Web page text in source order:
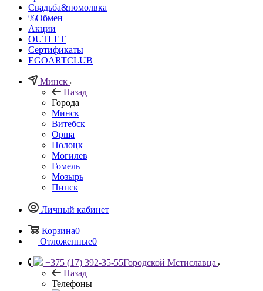
Свадьба&помолвка
%Обмен
Акции
OUTLET
Сертификаты
EGOARTCLUB
Минск
Назад
Города
Минск
Витебск
Орша
Полоцк
Могилев
Гомель
Мозырь
Пинск
Личный кабинет
Корзина0
Отложенные0
+375 (17) 392-35-55Городской Мстиславца
Назад
Телефоны